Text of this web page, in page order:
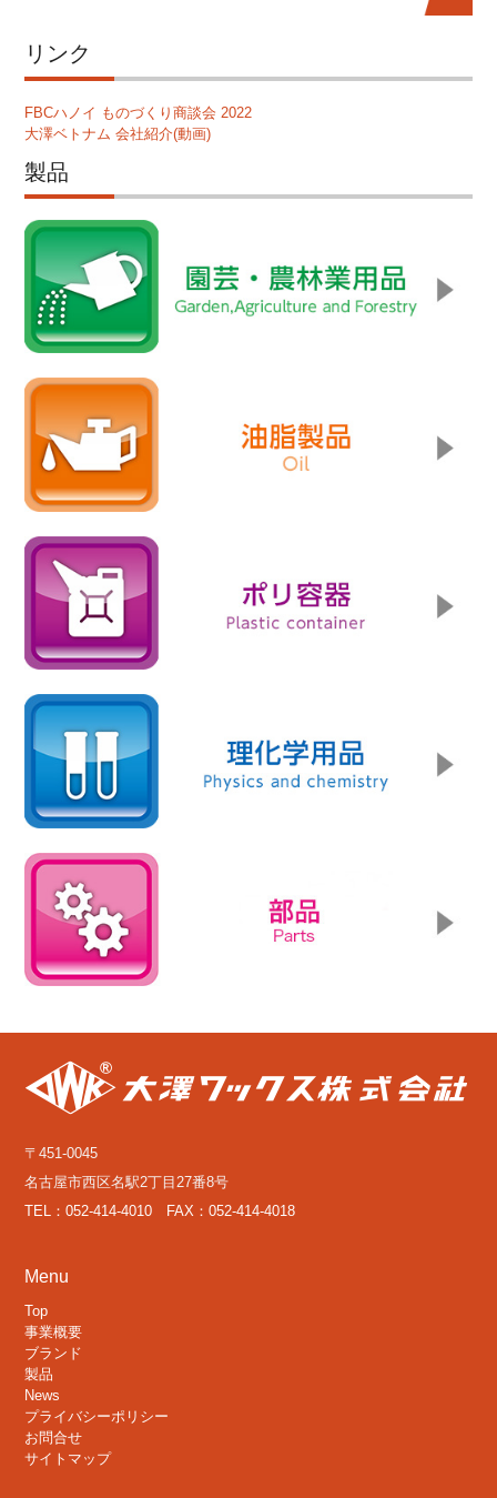
リンク
FBCハノイ ものづくり商談会 2022
大澤ベトナム 会社紹介(動画)
製品
〒451-0045
名古屋市西区名駅2丁目27番8号
TEL：052-414-4010 FAX：052-414-4018
Menu
Top
事業概要
ブランド
製品
News
プライバシーポリシー
お問合せ
サイトマップ